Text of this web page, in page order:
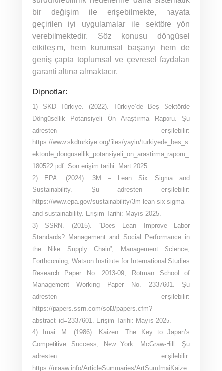
bir değişim ile erişebilmekte, hayata
geçirilen iyi uygulamalar ile sektöre yön
verebilmektedir. Söz konusu döngüsel
etkileşim, hem kurumsal başarıyı hem de
geniş çapta toplumsal ve çevresel faydaları
garanti altına almaktadır.
Dipnotlar:
1) SKD Türkiye. (2022). Türkiye’de Beş Sektörde
Döngüsellik Potansiyeli Ön Araştırma Raporu. Şu
adresten erişilebilir:
https://www.skdturkiye.org/files/yayin/turkiyede_bes_s
ektorde_dongusellik_potansiyeli_on_arastirma_raporu_
180522.pdf. Son erişim tarihi: Mart 2025.
2) EPA. (2024). 3M – Lean Six Sigma and
Sustainability. Şu adresten erişilebilir:
https://www.epa.gov/sustainability/3m-lean-six-sigma-
and-sustainability. Erişim Tarihi: Mayıs 2025.
3) SSRN. (2015). “Does Lean Improve Labor
Standards? Management and Social Performance in
the Nike Supply Chain”, Management Science,
Forthcoming, Watson Institute for International Studies
Research Paper No. 2013-09, Rotman School of
Management Working Paper No. 2337601. Şu
adresten erişilebilir:
https://papers.ssrn.com/sol3/papers.cfm?
abstract_id=2337601. Erişim Tarihi: Mayıs 2025.
4) Imai, M. (1986). Kaizen: The Key to Japan’s
Competitive Success, New York: McGraw-Hill. Şu
adresten erişilebilir:
https://maaw.info/ArticleSummaries/ArtSumImaiKaize